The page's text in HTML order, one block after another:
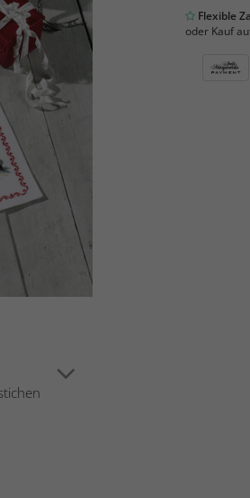
Flexible
oder Kauf